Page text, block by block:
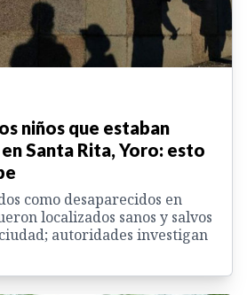
niños que estaban
Santa Rita, Yoro: esto
como desaparecidos en
localizados sanos y salvos
autoridades investigan